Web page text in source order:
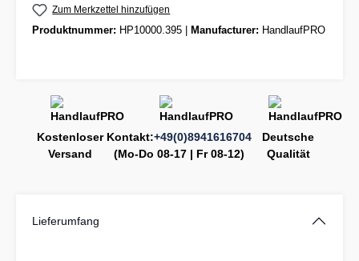
Zum Merkzettel hinzufügen
Produktnummer: HP10000.395 Manufacturer: HandlaufPRO
Kostenloser
Versand
Kontakt:+49(0)8941616704
(Mo-Do 08-17 | Fr 08-12)
Deutsche
Qualität
Lieferumfang